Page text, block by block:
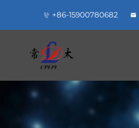
+86-15900780682